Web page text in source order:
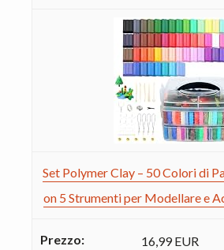
Set Polymer Clay – 50 Colori di
on 5 Strumenti per Modellare e
16,99 EUR